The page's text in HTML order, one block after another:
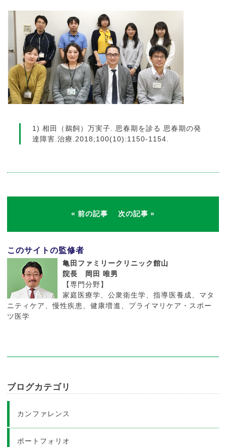
1) 相田（鵜飼）万実子. 思春期を診る 思春期の発
達障害.治療.2018;100(10):1150-1154.
前の記事 次の記事
このサイトの監修者
亀田ファミリークリニック館山
院長 岡田 唯男
【専門分野】
家庭医療学、公衆衛生学、指導医養成、マタ
ニティケア、慢性疾患、健康増進、プライマリケア・スポー
ツ医学
ブログカテゴリ
カンファレンス
ポートフォリオ